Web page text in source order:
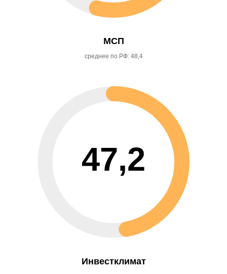
МСП
среднее по РФ: 48,4
47,2
Инвестклимат